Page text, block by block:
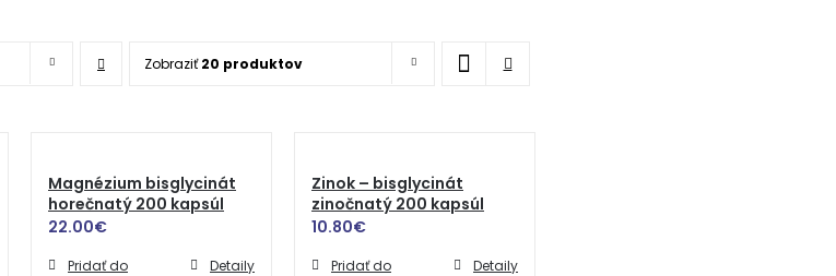
Zobraziť20 produktov
Magnézium bisglycinát
horečnatý 200 kapsúl
22.00€
Pridať do
Detaily
Zinok – bisglycinát
zinočnatý 200 kapsúl
10.80€
Pridať do
Detaily